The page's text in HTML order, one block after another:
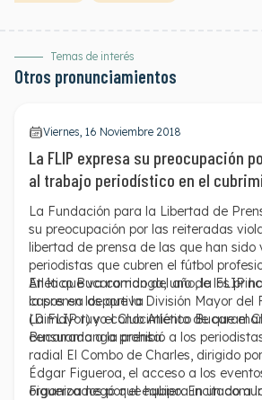
Temas de interés
Otros pronunciamientos
Viernes, 16 Noviembre 2018
La FLIP expresa su preocupación
al trabajo periodístico en el
partidos de fútbol
La Fundación para la Libertad de
su preocupación por las reiteradas
libertad de prensa de las que han sido
periodistas que cubren el fútbol
En lo que va corrido del año, la FLIP
casos en los que la División Mayor del
(Dimayor) y el Club Atlético
censurado a la prensa.
Atlético Bucaramanga, uno de los
la prensa deportiva
La FLIP tuvo conocimiento de que el
Bucaramanga prohibió a los
radial El Combo de Charles, dirigido
Édgar Figueroa, el acceso a los
organizados por el equipo. En un
Figueroa negó que hubiera incitado a